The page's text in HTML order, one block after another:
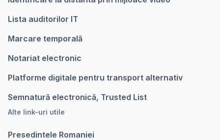
Lista auditorilor IT
Marcare temporalǎ
Notariat electronic
Platforme digitale pentru transport alternativ
Semnatură electronică, Trusted List
Alte link-uri utile
Presedintele Romaniei